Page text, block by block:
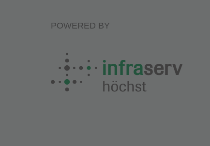
POWERED BY